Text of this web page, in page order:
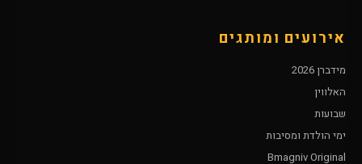
אירועים ומותגים
מידברן 2026
האלווין
שבועות
ימי הולדת ומסיבות
Bmagniv Original